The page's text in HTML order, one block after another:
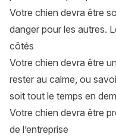
Votre chien devra être
danger pour les autres.
côtés
Votre chien devra être
rester au calme, ou
soit tout le temps en
Votre chien devra être
de l’entreprise